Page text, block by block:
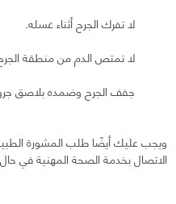
لا تفرك الجرح أثناء غسله.
لا تمتص الدم من منطقة
جفف الجرح وضمده بلاصق
ويجب عليك أيضًا طلب المشورة
الاتصال بخدمة الصحة المهنية في